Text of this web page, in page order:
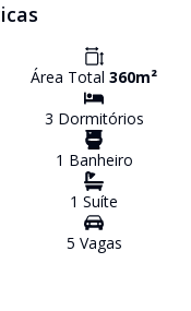
Área Total 360m²
3 Dormitórios
1 Banheiro
1 Suíte
5 Vagas